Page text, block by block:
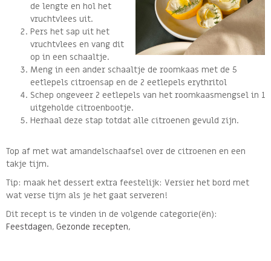
de lengte en hol het
vruchtvlees uit.
Pers het sap uit het
vruchtvlees en vang dit
op in een schaaltje.
Meng in een ander schaaltje de roomkaas met de 5
eetlepels citroensap en de 2 eetlepels erythritol
Schep ongeveer 2 eetlepels van het roomkaasmengsel in 1
uitgeholde citroenbootje.
Herhaal deze stap totdat alle citroenen gevuld zijn.
Top af met wat amandelschaafsel over de citroenen en een
takje tijm.
Tip: maak het dessert extra feestelijk: Versier het bord met
wat verse tijm als je het gaat serveren!
Dit recept is te vinden in de volgende categorie(ën):
Feestdagen, Gezonde recepten,